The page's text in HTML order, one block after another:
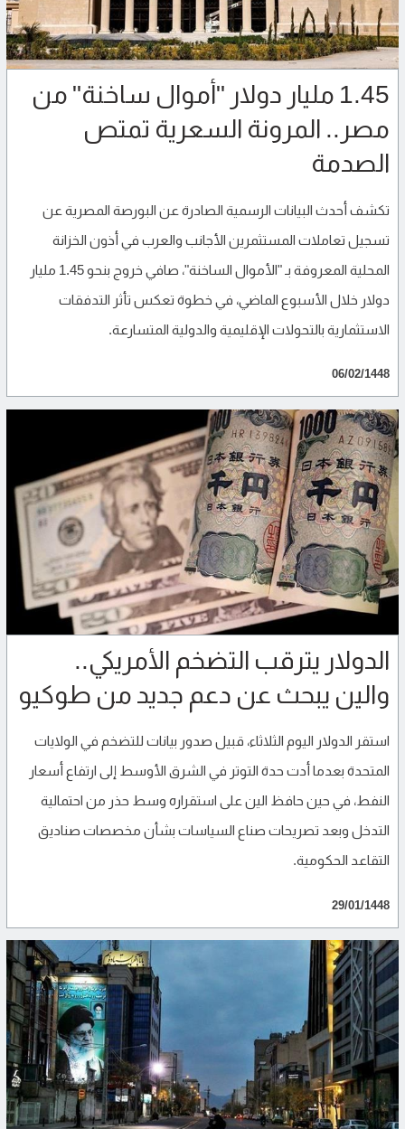
1.45 مليار دولار "أموال ساخنة" من
مصر.. المرونة السعرية تمتص
الصدمة
تكشف أحدث البيانات الرسمية الصادرة عن البورصة المصرية عن
تسجيل تعاملات المستثمرين الأجانب والعرب في أذون الخزانة
المحلية المعروفة بـ "الأموال الساخنة"، صافي خروج بنحو 1.45 مليار
دولار خلال الأسبوع الماضي، في خطوة تعكس تأثر التدفقات
الاستثمارية بالتحولات الإقليمية والدولية المتسارعة.
06/02/1448
الدولار يترقب التضخم الأمريكي..
والين يبحث عن دعم جديد من طوكيو
استقر الدولار اليوم الثلاثاء، قبيل صدور بيانات للتضخم في الولايات
المتحدة بعدما أدت حدة التوتر في الشرق الأوسط إلى ارتفاع أسعار
النفط، في حين حافظ الين على استقراره وسط حذر من احتمالية
التدخل وبعد تصريحات صناع السياسات بشأن مخصصات صناديق
التقاعد الحكومية.
29/01/1448